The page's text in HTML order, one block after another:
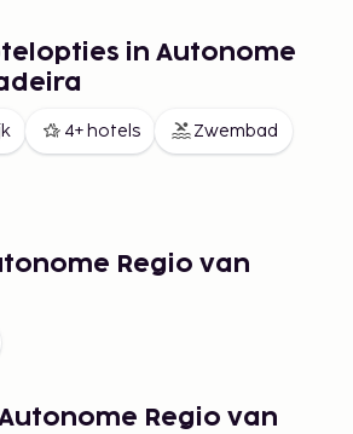
in Autonome
4+ hotels Zwembad
Regio van
Regio van